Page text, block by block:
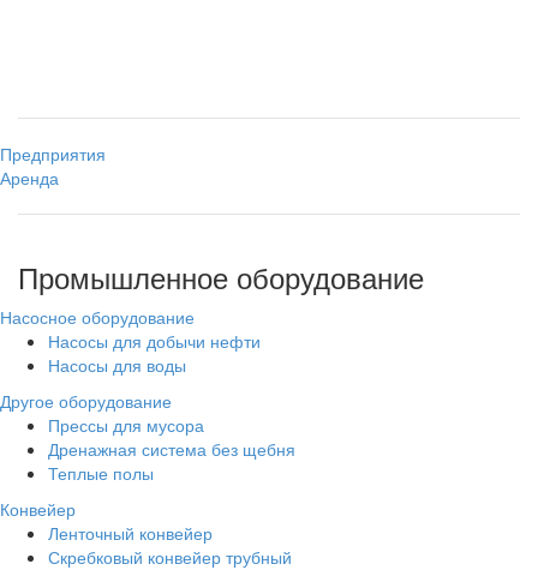
Предприятия
Аренда
Промышленное оборудование
Насосное оборудование
Насосы для добычи нефти
Насосы для воды
Другое оборудование
Прессы для мусора
Дренажная система без щебня
Теплые полы
Конвейер
Ленточный конвейер
Скребковый конвейер трубный